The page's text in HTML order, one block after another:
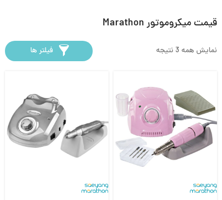
قیمت میکروموتور Marathon
نمایش همه 3 نتیجه فیلتر ها